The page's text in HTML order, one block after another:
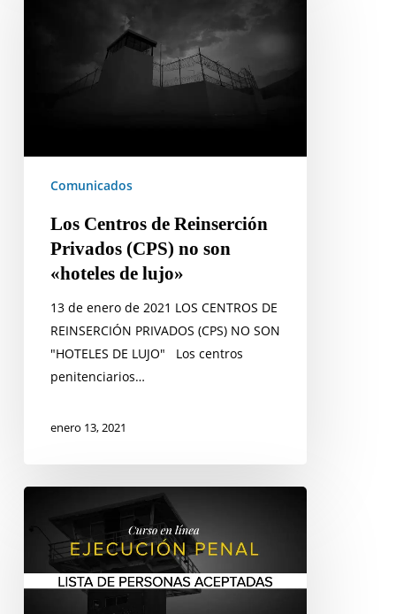
lujo»Comunicados
Los Centros de Reinserción
Privados (CPS) no son
«hoteles de lujo»
13 de enero de 2021 LOS CENTROS DE
REINSERCIÓN PRIVADOS (CPS) NO SON
"HOTELES DE LUJO" Los centros
penitenciarios…
enero 13, 2021
línea
«Ejecución
Penal»